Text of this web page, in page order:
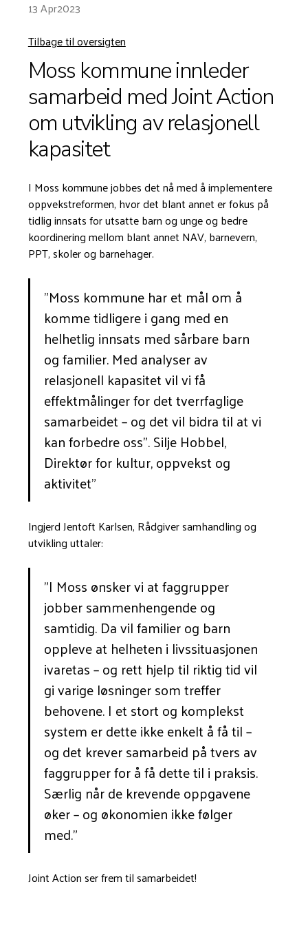
13 Apr2023
Tilbage til oversigten
Moss kommune innleder
samarbeid med Joint Action
om utvikling av relasjonell
kapasitet
I Moss kommune jobbes det nå med å implementere
oppvekstreformen, hvor det blant annet er fokus på
tidlig innsats for utsatte barn og unge og bedre
koordinering mellom blant annet NAV, barnevern,
PPT, skoler og barnehager.
"Moss kommune har et mål om å
komme tidligere i gang med en
helhetlig innsats med sårbare barn
og familier. Med analyser av
relasjonell kapasitet vil vi få
effektmålinger for det tverrfaglige
samarbeidet – og det vil bidra til at vi
kan forbedre oss". Silje Hobbel,
Direktør for kultur, oppvekst og
aktivitet"
Ingjerd Jentoft Karlsen, Rådgiver samhandling og
utvikling uttaler:
"I Moss ønsker vi at faggrupper
jobber sammenhengende og
samtidig. Da vil familier og barn
oppleve at helheten i livssituasjonen
ivaretas – og rett hjelp til riktig tid vil
gi varige løsninger som treffer
behovene. I et stort og komplekst
system er dette ikke enkelt å få til –
og det krever samarbeid på tvers av
faggrupper for å få dette til i praksis.
Særlig når de krevende oppgavene
øker – og økonomien ikke følger
med."
Joint Action ser frem til samarbeidet!